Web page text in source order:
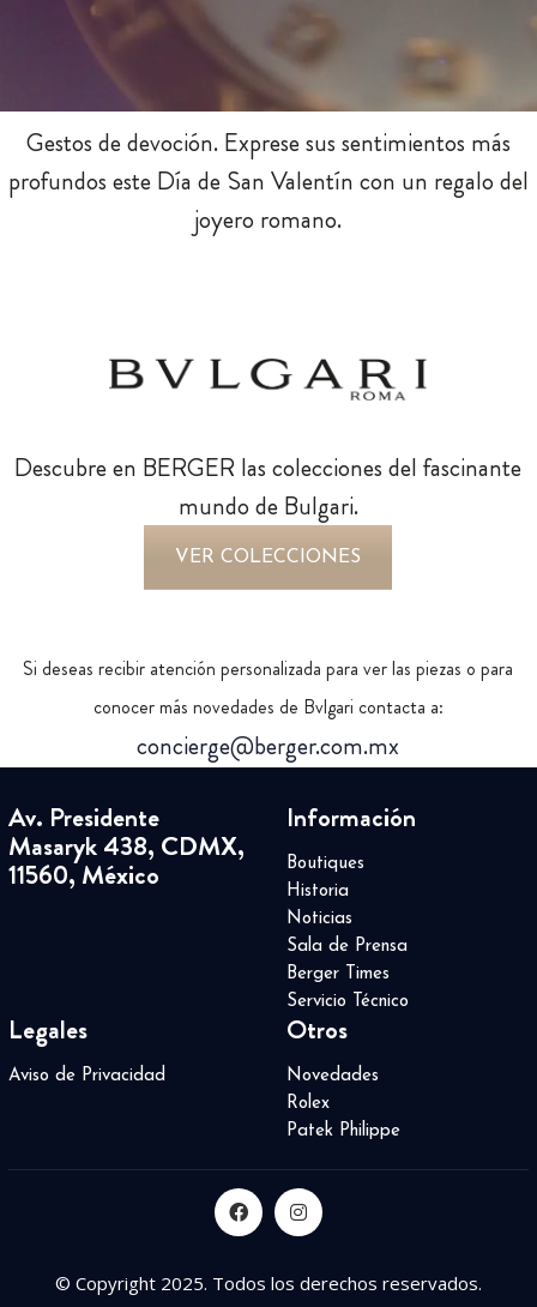
Gestos de devoción. Exprese sus sentimientos más
profundos este Día de San Valentín con un regalo del
joyero romano.
Descubre en BERGER las colecciones del fascinante
mundo de Bulgari.
VER COLECCIONES
Si deseas recibir atención personalizada para ver las piezas o para
conocer más novedades de Bvlgari contacta a:
concierge@berger.com.mx
Av. Presidente
Masaryk 438, CDMX,
11560, México
Información
Boutiques
Historia
Noticias
Sala de Prensa
Berger Times
Servicio Técnico
Legales
Aviso de Privacidad
Otros
Novedades
Rolex
Patek Philippe
© Copyright 2025. Todos los derechos reservados.